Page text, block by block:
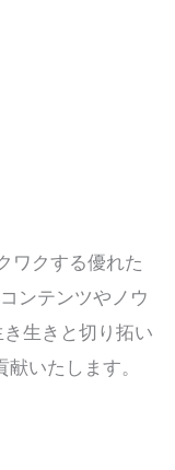
ワクする優れた
ンテンツやノウ
生きと切り拓い
いたします。